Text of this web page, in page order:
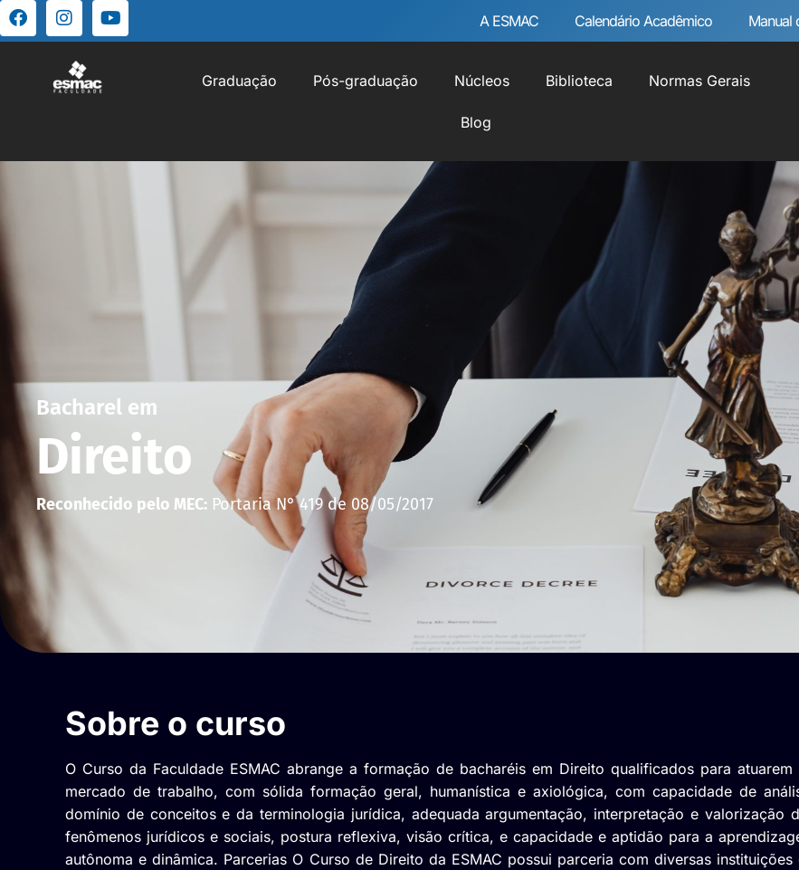
A ESMAC Calendário Acadêmico Manual
Graduação Pós-graduação Núcleos Biblioteca Normas Gerais
Blog
Bacharel em
Direito
Reconhecido pelo MEC: Portaria N° 419 de 08/05/2017
Sobre o curso
O Curso da Faculdade ESMAC abrange a formação de bacharéis em Direito qualificados para atuarem
mercado de trabalho, com sólida formação geral, humanística e axiológica, com capacidade de
domínio de conceitos e da terminologia jurídica, adequada argumentação, interpretação e valorização
fenômenos jurídicos e sociais, postura reflexiva, visão crítica, e capacidade e aptidão para a
autônoma e dinâmica. Parcerias O Curso de Direito da ESMAC possui parceria com diversas instituições